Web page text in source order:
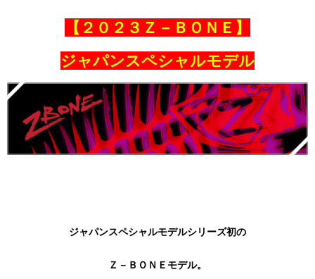
【２０２３Ｚ－ＢＯＮＥ】
ジャパンスペシャルモデル
ジャパンスペシャルモデルシリーズ初の
Ｚ－ＢＯＮＥモデル。